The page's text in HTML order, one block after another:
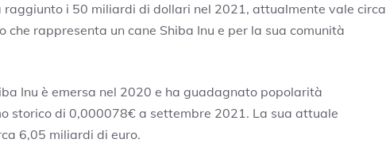
i 50 miliardi di dollari nel 2021, attualmente vale circa
che rappresenta un cane Shiba Inu e per la sua comunità
Inu è emersa nel 2020 e ha guadagnato popolarità
storico di 0,000078€ a settembre 2021. La sua attuale
6,05 miliardi di euro.